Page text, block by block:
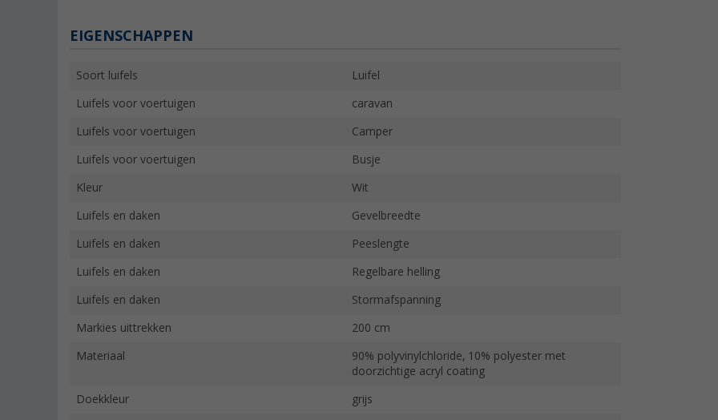
EIGENSCHAPPEN
Soort luifels Luifel
Luifels voor voertuigen caravan
Luifels voor voertuigen Camper
Luifels voor voertuigen Busje
Kleur Wit
Luifels en daken Gevelbreedte
Luifels en daken Peeslengte
Luifels en daken Regelbare helling
Luifels en daken Stormafspanning
Markies uittrekken 200 cm
Materiaal
90% polyvinylchloride, 10% polyester met
doorzichtige acryl coating
Doekkleur grijs